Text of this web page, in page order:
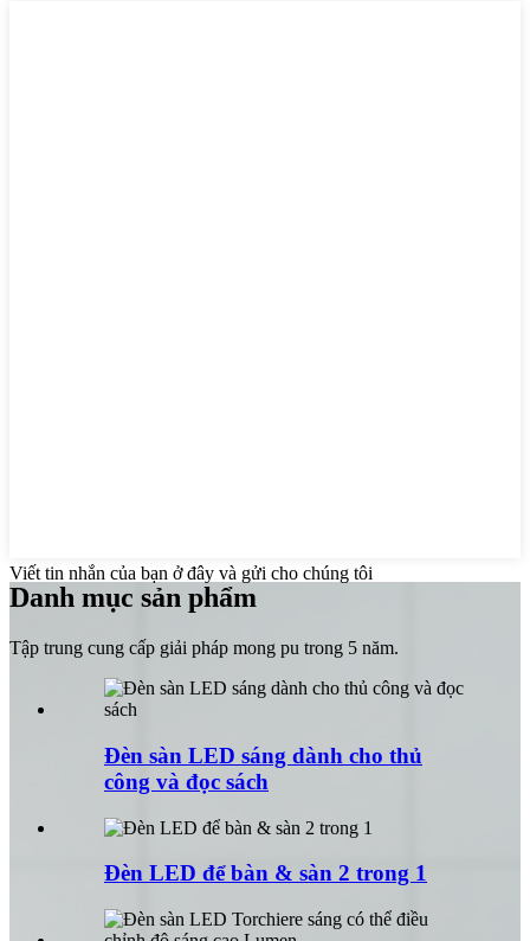
Viết tin nhắn của bạn ở đây và gửi cho chúng tôi
Danh mục sản phẩm
Tập trung cung cấp giải pháp mong pu trong 5 năm.
Đèn sàn LED sáng dành cho thủ
công và đọc sách
Đèn LED để bàn & sàn 2 trong 1